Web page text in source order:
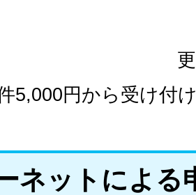
5,000円から受け付
ネットによる